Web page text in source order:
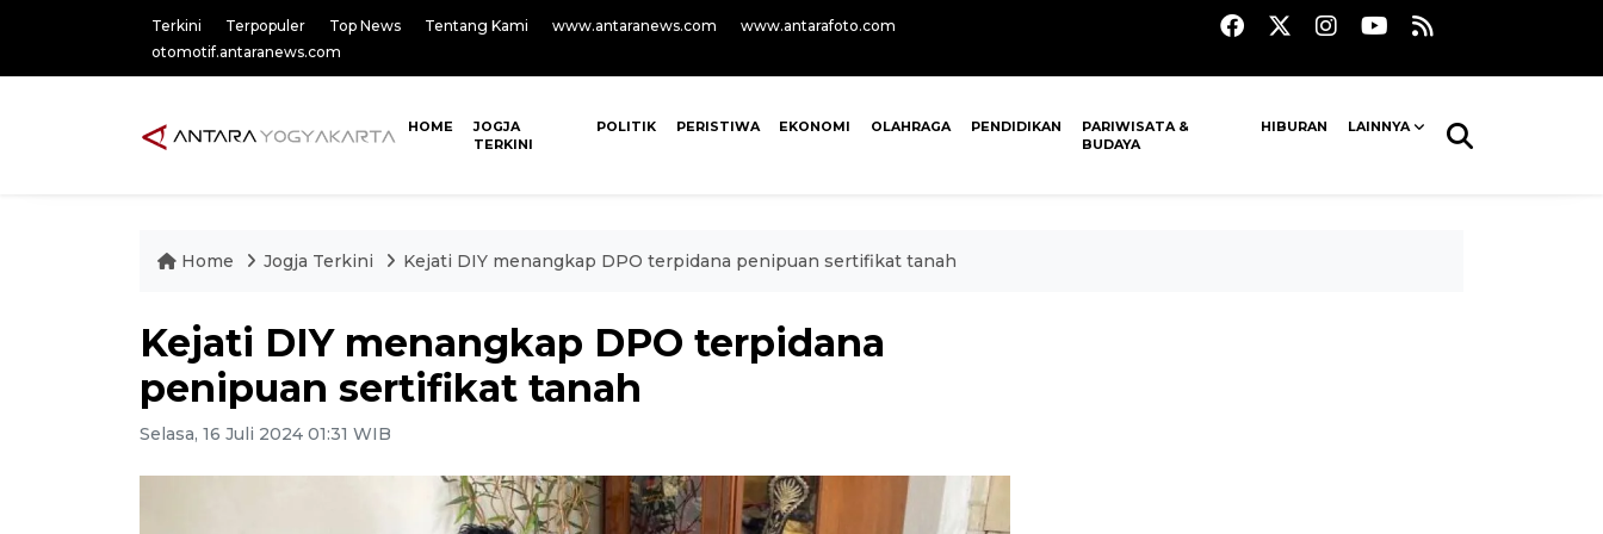
Terkini Terpopuler Top News Tentang Kami www.antaranews.com
www.antarafoto.com
otomotif.antaranews.com
HOME
JOGJA
TERKINI
POLITIK PERISTIWA EKONOMI OLAHRAGA PENDIDIKAN
PARIWISATA &
BUDAYA
HIBURAN LAINNYA
Home Jogja Terkini Kejati DIY menangkap DPO terpidana penipuan sertifikat tanah
Kejati DIY menangkap DPO terpidana
penipuan sertifikat tanah
Selasa, 16 Juli 2024 01:31 WIB